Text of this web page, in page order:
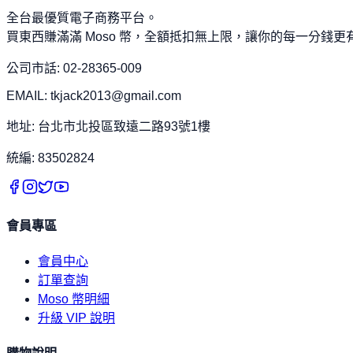
全台最優質電子商務平台。
買東西賺滿滿 Moso 幣，全額抵扣無上限，讓你的每一分錢更
公司市話: 02-28365-009
EMAIL: tkjack2013@gmail.com
地址: 台北市北投區致遠二路93號1樓
統編: 83502824
會員專區
會員中心
訂單查詢
Moso 幣明細
升級 VIP 說明